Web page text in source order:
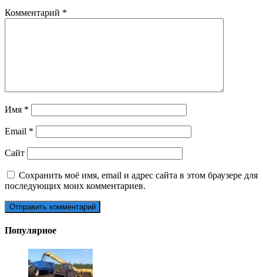
Комментарий *
Имя *
Email *
Сайт
Сохранить моё имя, email и адрес сайта в этом браузере для
последующих моих комментариев.
Популярное